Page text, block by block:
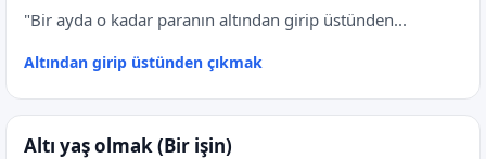
"Bir ayda o kadar paranın altından girip üstünden...
Altından girip üstünden çıkmak
Altı yaş olmak (Bir işin)